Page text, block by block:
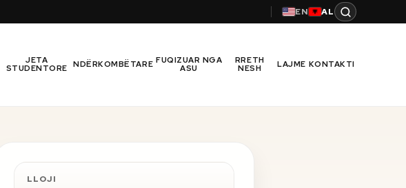
EN AL
JETA
STUDENTORE NDËRKOMBËTARE FUQIZUAR NGA
ASU
RRETH
NESH LAJME KONTAKTI
LLOJI